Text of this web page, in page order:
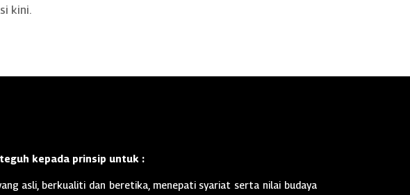
kini.
kepada prinsip untuk :
asli, berkualiti dan beretika, menepati syariat serta nilai budaya